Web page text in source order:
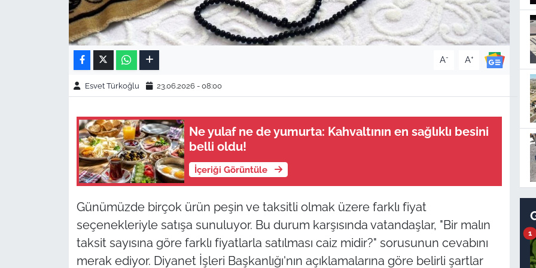
A- A+
Esvet Türkoğlu 23.06.2026 - 08:00
Ne yulaf ne de yumurta: Kahvaltının en sağlıklı besini
belli oldu!
İçeriği Görüntüle
Günümüzde birçok ürün peşin ve taksitli olmak üzere farklı fiyat
seçenekleriyle satışa sunuluyor. Bu durum karşısında vatandaşlar, "Bir malın
taksit sayısına göre farklı fiyatlarla satılması caiz midir?" sorusunun cevabını
merak ediyor. Diyanet İşleri Başkanlığı'nın açıklamalarına göre belirli şartlar
1